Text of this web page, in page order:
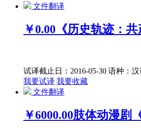
文件翻译
￥0.00 《历史轨迹：
试译截止日：2016-05-30 语种：汉
我要试译 我要收藏
文件翻译
￥6000.00肢体动漫剧